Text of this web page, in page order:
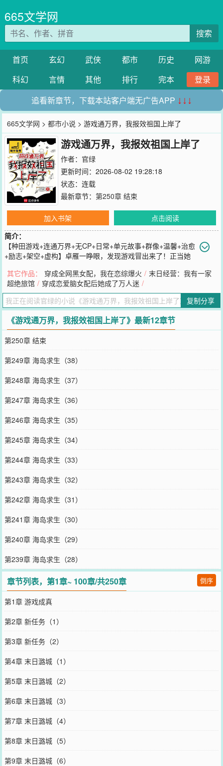
665文学网
搜索
首页 玄幻 武侠 都市 历史
网游
科幻
言情 其他 排行 完本
登录
追看新章节，下载本站客户端无广告APP ↓↓↓
665文学网 >都市小说 > 游戏通万界，我报效祖国上岸了
游戏通万界，我报效祖国上岸了
作者： 官绿
更新时间：2026-08-02 19:28:18
状态：连载
最新章节： 第250章 结束
加入书架
点击阅读
简介：
【种田游戏+连通万界+无CP+日常+单元故事+群像+温馨+治愈
+励志+架空+虚构】卓雁一睁眼，发现游戏冒出来了！正当她
土！卓雁惊讶之余，电子屏出现了，并且要求她将高级种植土放置在
正确的位置上。什么是正确的位置？卓雁摸了摸下巴，想到了自家刚
租下来没多久的山地，吭吭哧哧地带着游戏道具进山开荒！等她布置
完一切后，新任务发布了！卓雁大手一挥，不就是种种地嘛？简单得
很！可谁来告诉她，为什么种完田后还要负责销售？销售就算了，为
什么是进入不同的世界？好吧，卓雁认命了，老老实实做任务，一个
不小心带了不少黑科技、稀有能源、高产种子回来。卓雁左思右想，
决定全部上交祖国妈妈！从此，卓雁被国家全力护航，成为国家宝
藏。而卓雁也能安心种田开荒、勘探矿藏、建设域外基地，不断带回
稀缺资源与黑科技。卓雁背靠祖国，一路稳扎稳打，用万界收获报效
祖国，助力文明飞升，凭实力光荣上岸！
您要是觉得《游戏通万界，我报效祖国上岸了
记向您QQ群和微博微信里的朋友推荐哦！
其它作品： 穿成全网黑女配，我在恋综爆火 / 末日经营：我有一家
超绝旅馆 / 穿成恋爱脑女配后她成了万人迷 /
复制分享
《游戏通万界，我报效祖国上岸了》最新12章节
第250章 结束
第249章 海岛求生（38）
第248章 海岛求生（37）
第247章 海岛求生（36）
第246章 海岛求生（35）
第245章 海岛求生（34）
第244章 海岛求生（33）
第243章 海岛求生（32）
第242章 海岛求生（31）
第241章 海岛求生（30）
第240章 海岛求生（29）
第239章 海岛求生（28）
章节列表，第1章~ 100章/共250章 倒序
第1章 游戏成真
第2章 新任务（1）
第3章 新任务（2）
第4章 末日潞城（1）
第5章 末日潞城（2）
第6章 末日潞城（3）
第7章 末日潞城（4）
第8章 末日潞城（5）
第9章 末日潞城（6）